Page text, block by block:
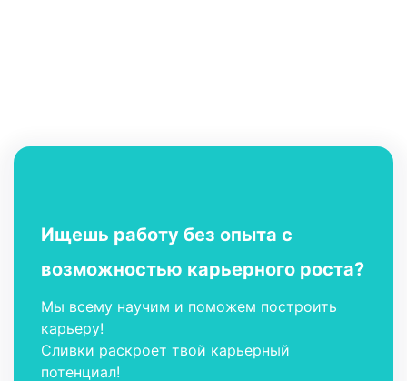
Ищешь работу без опыта с
возможностью карьерного роста?
Мы всему научим и поможем построить
карьеру!
Сливки раскроет твой карьерный
потенциал!